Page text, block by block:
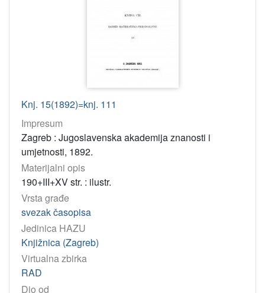
Knj. 15(1892)=knj. 111
Impresum
Zagreb : Jugoslavenska akademija znanosti i
umjetnosti, 1892.
Materijalni opis
190+III+XV str. : ilustr.
Vrsta građe
svezak časopisa
Jedinica HAZU
Knjižnica (Zagreb)
Virtualna zbirka
RAD
Dio od